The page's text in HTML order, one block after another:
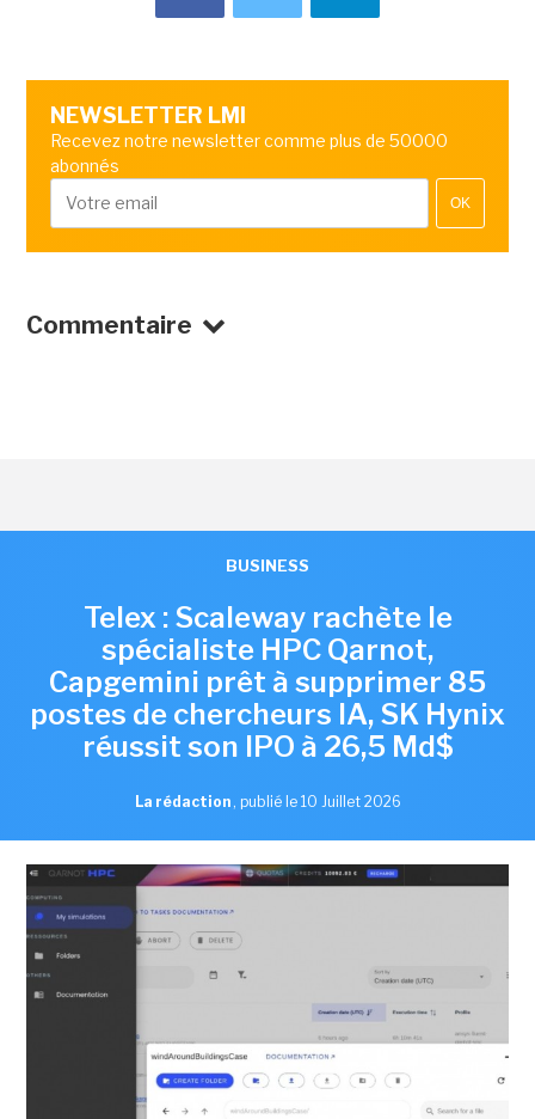
NEWSLETTER LMI
Recevez notre newsletter comme plus de 50000
abonnés
OK
Commentaire
BUSINESS
Telex : Scaleway rachète le
spécialiste HPC Qarnot,
Capgemini prêt à supprimer 85
postes de chercheurs IA, SK Hynix
réussit son IPO à 26,5 Md$
La rédaction , publié le 10 Juillet 2026